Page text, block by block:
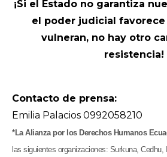
¡Si el Estado no garantiza
el poder judicial
vulneran, no hay otro
resistencia!
Contacto de prensa:
Emilia Palacios 0992058210
*La Alianza por los Derechos Humanos
las siguientes organizaciones: Surkuna, Cedhu,